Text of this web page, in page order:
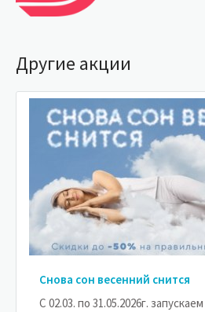
Другие акции
Снова сон весенний снится
С 02.03. по 31.05.2026г.